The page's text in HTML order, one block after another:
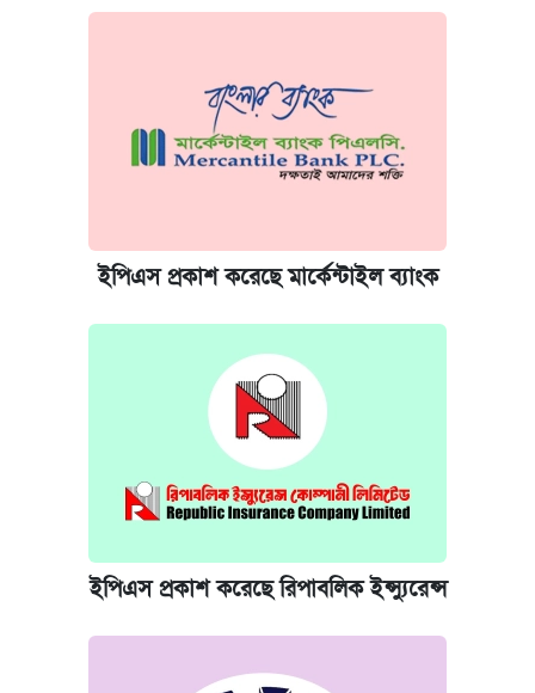
ইপিএস প্রকাশ করেছে মার্কেন্টাইল ব্যাংক
ইপিএস প্রকাশ করেছে রিপাবলিক ইন্স্যুরেন্স